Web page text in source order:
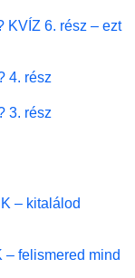
KVÍZ 6. rész – ezt
4. rész
3. rész
– kitalálod
felismered mind